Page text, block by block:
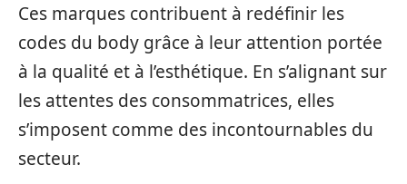
Ces marques contribuent à redéfinir les
codes du body grâce à leur attention portée
à la qualité et à l’esthétique. En s’alignant sur
les attentes des consommatrices, elles
s’imposent comme des incontournables du
secteur.